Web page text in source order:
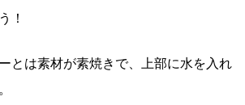
！
とは素材が素焼きで、上部に水を入れ